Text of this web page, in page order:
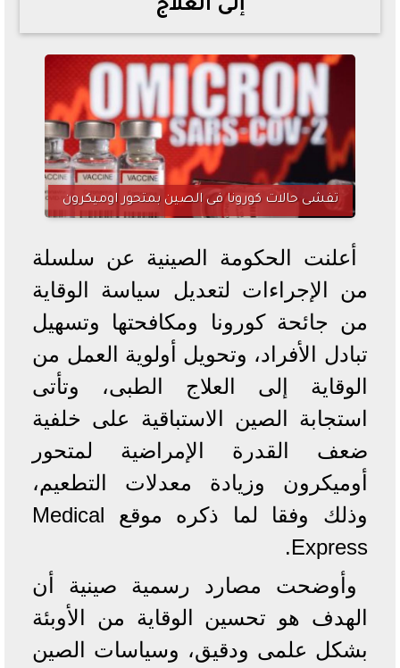
تصرف مثير من ميسي ونجوم الأرجنتين قبل مواجهة مصر
تحسن حالة فضل شاكر الصحية وخروجه من المستشفى |
تفاصيل
أسعار الحديد والأسمنت اليوم الإثنين 6 - 7 - 2026
إلى العلاج
تفشى حالات كورونا فى الصين بمتحور اوميكرون
أعلنت الحكومة الصينية عن سلسلة
من الإجراءات لتعديل سياسة الوقاية
من جائحة كورونا ومكافحتها وتسهيل
تبادل الأفراد، وتحويل أولوية العمل من
الوقاية إلى العلاج الطبى، وتأتى
استجابة الصين الاستباقية على خلفية
ضعف القدرة الإمراضية لمتحور
أوميكرون وزيادة معدلات التطعيم،
وذلك وفقا لما ذكره موقع Medical
Express.
وأوضحت مصارد رسمية صينية أن
الهدف هو تحسين الوقاية من الأوبئة
بشكل علمى ودقيق، وسياسات الصين